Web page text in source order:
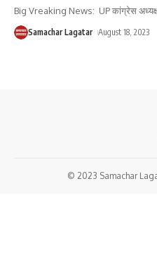
Big Vreaking News: UP कांग्रेस
Samachar Lagatar August 18, 2023
© 2023 Samachar